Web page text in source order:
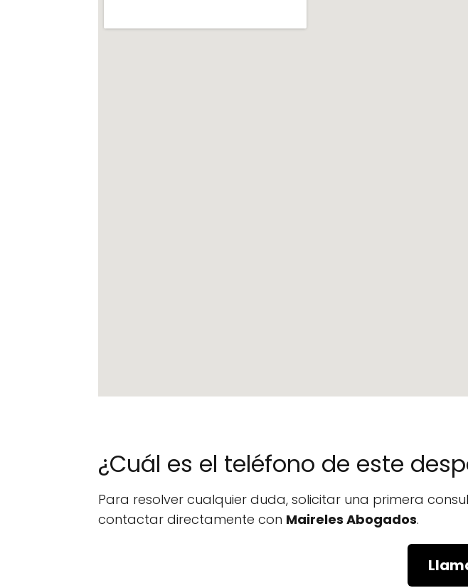
¿Cuál es el teléfono de este
Para resolver cualquier duda, solicitar una primera
contactar directamente con Maireles Abogados.